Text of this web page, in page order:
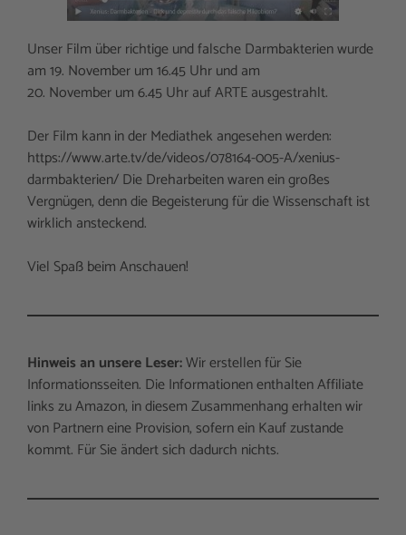
Unser Film über richtige und falsche Darmbakterien wurde
am 19. November um 16.45 Uhr und am
20. November um 6.45 Uhr auf ARTE ausgestrahlt.
Der Film kann in der Mediathek angesehen werden:
https://www.arte.tv/de/videos/078164-005-A/xenius-
darmbakterien/ Die Dreharbeiten waren ein großes
Vergnügen, denn die Begeisterung für die Wissenschaft ist
wirklich ansteckend.
Viel Spaß beim Anschauen!
Hinweis an unsere Leser:Wir erstellen für Sie
Informationsseiten. Die Informationen enthalten Affiliate
links zu Amazon, in diesem Zusammenhang erhalten wir
von Partnern eine Provision, sofern ein Kauf zustande
kommt. Für Sie ändert sich dadurch nichts.